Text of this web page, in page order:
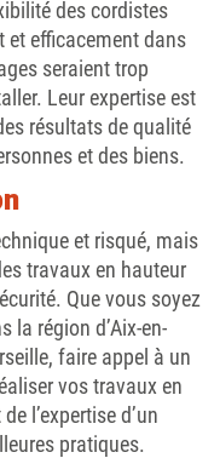
des cordistes
et efficacement dans
seraient trop
Leur expertise est
résultats de qualité
et des biens.
et risqué, mais
travaux en hauteur
Que vous soyez
la région d’Aix-en-
faire appel à un
vos travaux en
l’expertise d’un
pratiques.